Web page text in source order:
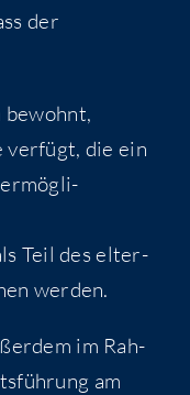
der
ver­fügt, die ein
ermög­li­
Teil des elter­
werden.
im Rah­
am